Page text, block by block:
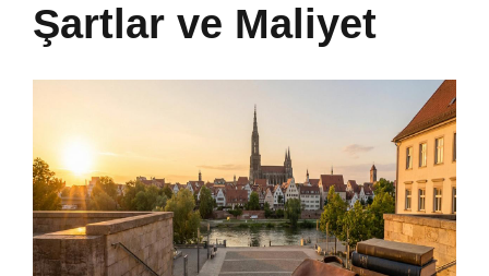
Şartlar ve Maliyet